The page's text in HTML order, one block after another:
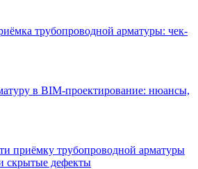
трубопроводной арматуры: чек-
в BIM-проектирование: нюансы,
приёмку трубопроводной арматуры
скрытые дефекты